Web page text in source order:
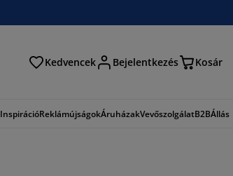
Kedvencek Bejelentkezés Kosár
InspirációReklámújságokÁruházakVevőszolgálatB2BÁllás